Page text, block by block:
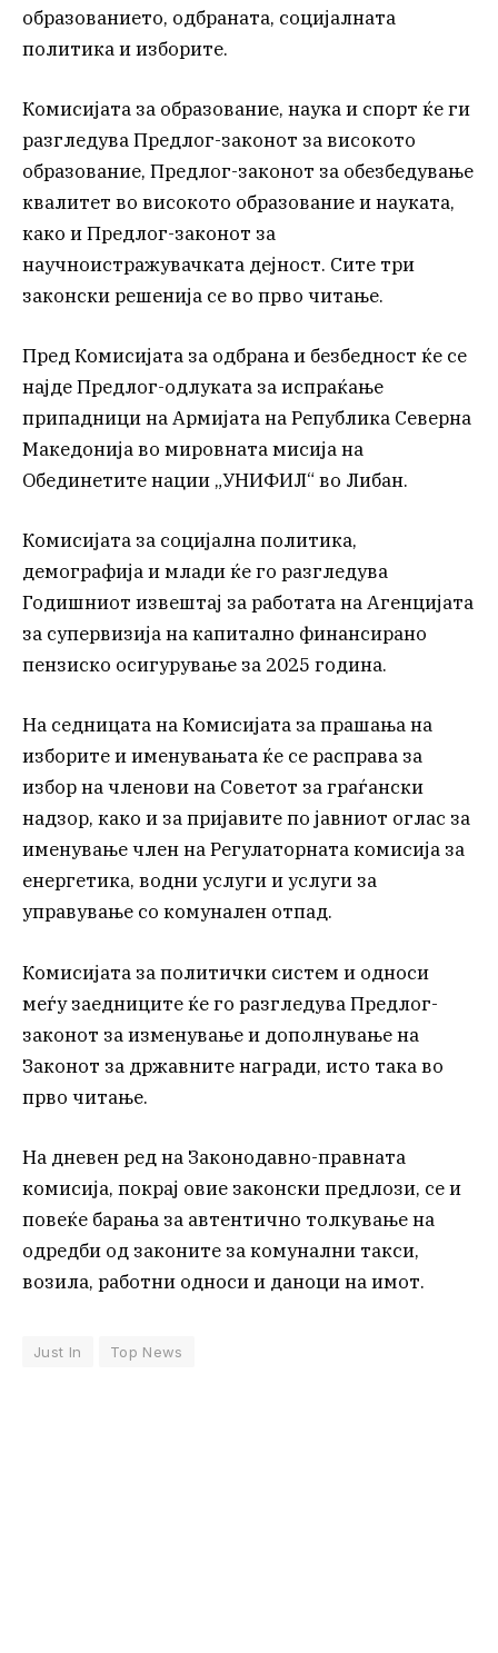
образованието, одбраната, социјалната
политика и изборите.
Комисијата за образование, наука и спорт ќе ги
разгледува Предлог-законот за високото
образование, Предлог-законот за обезбедување
квалитет во високото образование и науката,
како и Предлог-законот за
научноистражувачката дејност. Сите три
законски решенија се во прво читање.
Пред Комисијата за одбрана и безбедност ќе се
најде Предлог-одлуката за испраќање
припадници на Армијата на Република Северна
Македонија во мировната мисија на
Обединетите нации „УНИФИЛ“ во Либан.
Комисијата за социјална политика,
демографија и млади ќе го разгледува
Годишниот извештај за работата на Агенцијата
за супервизија на капитално финансирано
пензиско осигурување за 2025 година.
На седницата на Комисијата за прашања на
изборите и именувањата ќе се расправа за
избор на членови на Советот за граѓански
надзор, како и за пријавите по јавниот оглас за
именување член на Регулаторната комисија за
енергетика, водни услуги и услуги за
управување со комунален отпад.
Комисијата за политички систем и односи
меѓу заедниците ќе го разгледува Предлог-
законот за изменување и дополнување на
Законот за државните награди, исто така во
прво читање.
На дневен ред на Законодавно-правната
комисија, покрај овие законски предлози, се и
повеќе барања за автентично толкување на
одредби од законите за комунални такси,
возила, работни односи и даноци на имот.
Just In Top News